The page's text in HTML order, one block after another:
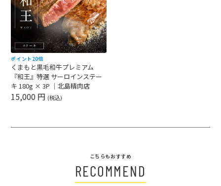
ポイント20倍
くまもと黒毛和牛プレミアム
『和王』特選 サーロインステー
キ 180g × 3P ｜北島精肉店
15,000 円 (税込)
こちらもおすすめ
RECOMMEND